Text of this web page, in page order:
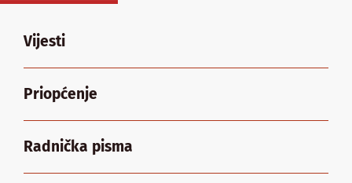
Vijesti
Priopćenje
Radnička pisma